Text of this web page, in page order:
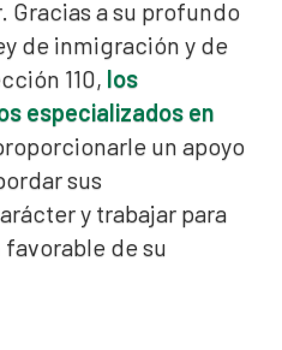
Gracias a su profundo
de inmigración y de
110, los
especializados en
un apoyo
sus
y trabajar para
de su